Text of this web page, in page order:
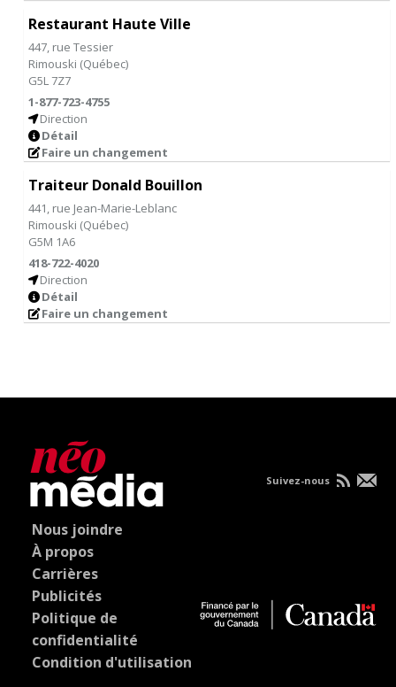
Restaurant Haute Ville
447, rue Tessier
Rimouski (Québec)
G5L 7Z7
1-877-723-4755
Direction
Détail
Faire un changement
Traiteur Donald Bouillon
441, rue Jean-Marie-Leblanc
Rimouski (Québec)
G5M 1A6
418-722-4020
Direction
Détail
Faire un changement
Nous joindre
À propos
Carrières
Publicités
Politique de
confidentialité
Condition d'utilisation
Suivez-nous